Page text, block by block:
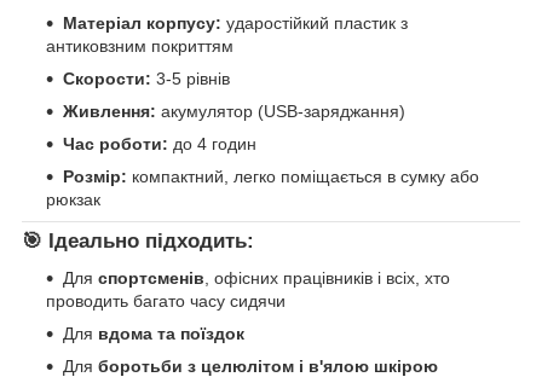
Матеріал корпусу: ударостійкий пластик з
антиковзним покриттям
Скорости: 3-5 рівнів
Живлення: акумулятор (USB-заряджання)
Час роботи: до 4 годин
Розмір: компактний, легко поміщається в сумку або
рюкзак
🎯 Ідеально підходить:
Для спортсменів , офісних працівників і всіх, хто
проводить багато часу сидячи
Для вдома та поїздок
Для боротьби з целюлітом і в'ялою шкірою